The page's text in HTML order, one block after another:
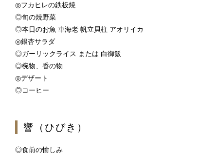
◎フカヒレの鉄板焼
◎旬の焼野菜
◎本日のお魚 車海老 帆立貝柱 アオリイカ
◎銀杏サラダ
◎ガーリックライス または 白御飯
◎椀物、香の物
◎デザート
◎コーヒー
響（ひびき）
◎食前の愉しみ
TEL 092-482-1167